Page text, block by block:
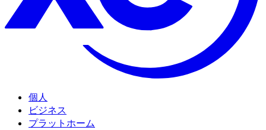
個人
ビジネス
プラットホーム